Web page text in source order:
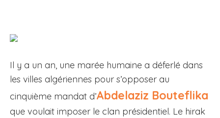
Il y a un an, une marée humaine a déferlé dans
les villes algériennes pour s’opposer au
cinquième mandat d’Abdelaziz Bouteflika
que voulait imposer le clan présidentiel. Le hirak